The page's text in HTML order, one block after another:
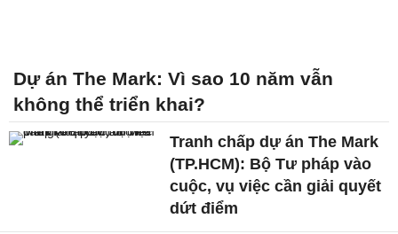
Dự án The Mark: Vì sao 10 năm vẫn
không thể triển khai?
Tranh chấp dự án The Mark
(TP.HCM): Bộ Tư pháp vào
cuộc, vụ việc cần giải quyết
dứt điểm